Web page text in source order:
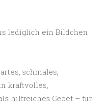
lediglich ein Bildchen
schmales,
kraftvolles,
hilfreiches Gebet – für